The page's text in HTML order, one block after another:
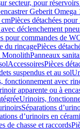
secteur, pour
Geberit Omega
cmPièces détachées
déclenchement
pour commandes de
du rinçagePièces
MonolithPanneaux
AccessoiresPièces
suspendus et au sol
fonctionnement avec
apparente ou à
Urinoirs,
Séparations
d’urinoirs en
de chasse et raccords